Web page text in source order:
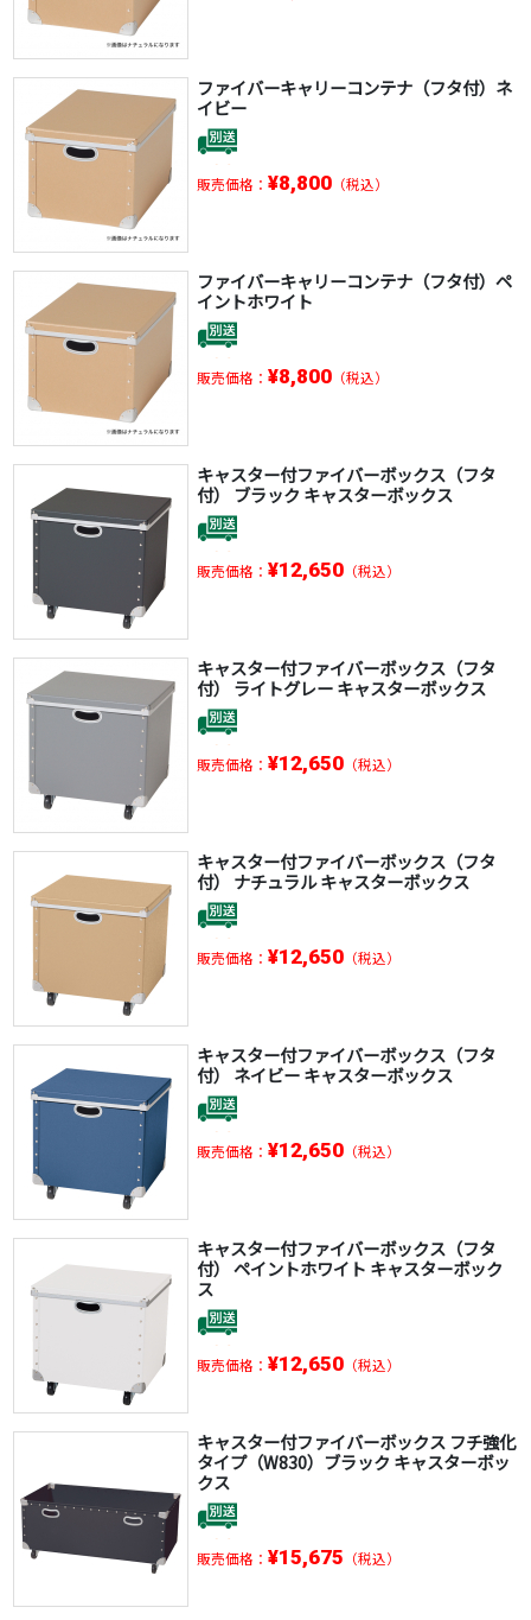
ファイバーキャリーコンテナ（フタ付）ネ
イビー
販売価格： ¥8,800（税込）
ファイバーキャリーコンテナ（フタ付）ペ
イントホワイト
販売価格： ¥8,800（税込）
キャスター付ファイバーボックス（フタ
付） ブラック キャスターボックス
販売価格： ¥12,650（税込）
キャスター付ファイバーボックス（フタ
付） ライトグレー キャスターボックス
販売価格： ¥12,650（税込）
キャスター付ファイバーボックス（フタ
付） ナチュラル キャスターボックス
販売価格： ¥12,650（税込）
キャスター付ファイバーボックス（フタ
付） ネイビー キャスターボックス
販売価格： ¥12,650（税込）
キャスター付ファイバーボックス（フタ
付） ペイントホワイト キャスターボック
ス
販売価格： ¥12,650（税込）
キャスター付ファイバーボックス フチ強化
タイプ（W830）ブラック キャスターボッ
クス
販売価格： ¥15,675 （税込）